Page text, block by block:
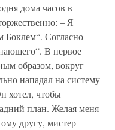
дома часов в
– Я
Боклем“. Согласно
В первое
образом, вокруг
нападал на систему
хотел, чтобы
план. Желая меня
другу, мистер